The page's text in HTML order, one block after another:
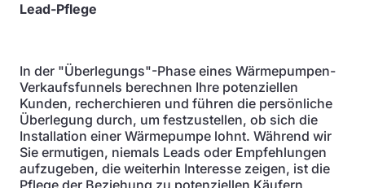
Lead-Pflege
In der "Überlegungs"-Phase eines Wärmepumpen-
Verkaufsfunnels berechnen Ihre potenziellen
Kunden, recherchieren und führen die persönliche
Überlegung durch, um festzustellen, ob sich die
Installation einer Wärmepumpe lohnt. Während wir
Sie ermutigen, niemals Leads oder Empfehlungen
aufzugeben, die weiterhin Interesse zeigen, ist die
Pflege der Beziehung zu potenziellen Käufern